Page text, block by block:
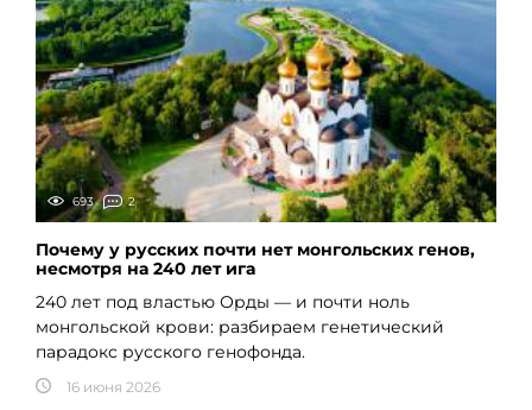
693 2
Почему у русских почти нет монгольских генов,
несмотря на 240 лет ига
240 лет под властью Орды — и почти ноль
монгольской крови: разбираем генетический
парадокс русского генофонда.
16 июня 2026